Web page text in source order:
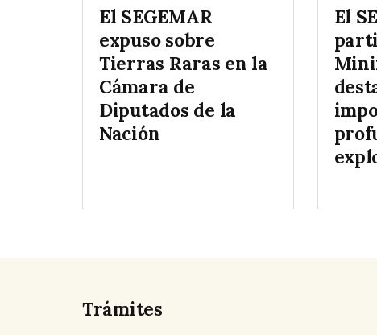
El SEGEMAR
expuso sobre
Tierras Raras en la
Cámara de
Diputados de la
Nación
El
Trámites